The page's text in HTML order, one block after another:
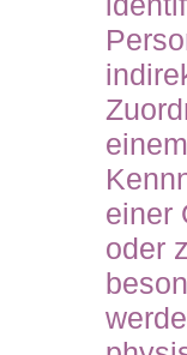
einer
oder